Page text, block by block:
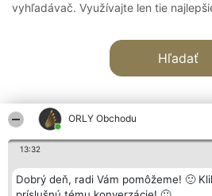
ORLY Obchodu
13:32
Dobrý deň, radi Vám pomôžeme! 🙂
vyhľadávač. Využívajte len tie
Hľadať
Organizátor hodnotenia
Bright Side Solutions sp. z o.
Hodnotenie
Laureáti